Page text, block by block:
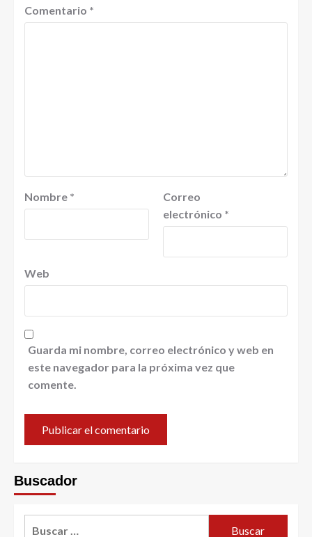
Comentario *
Nombre *
Correo
electrónico *
Web
Guarda mi nombre, correo electrónico y web en
este navegador para la próxima vez que
comente.
Buscador